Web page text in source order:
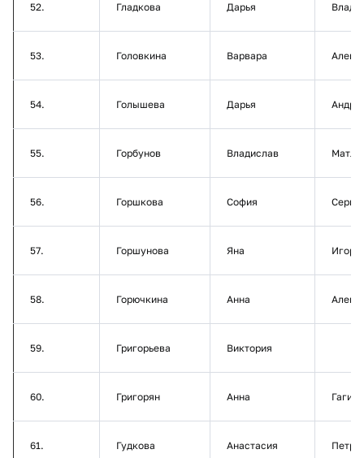
52. Гладкова Дарья
53. Головкина Варвара
54. Голышева Дарья
55. Горбунов Владислав
56. Горшкова София
57. Горшунова Яна
58. Горючкина Анна
59. Григорьева Виктория
60. Григорян Анна
61. Гудкова Анастасия